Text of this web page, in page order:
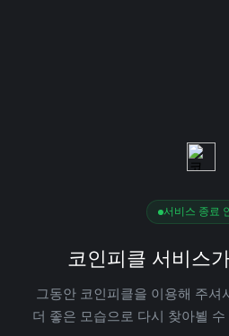
서비스 종료
코인피클 서비스
그동안 코인피클을 이용해 주셔
더 좋은 모습으로 다시 찾아뵐